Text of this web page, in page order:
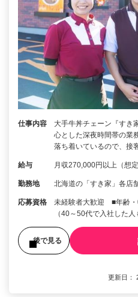
仕事内容
大手牛丼チェーン『すき
心とした深夜時間帯の業
落ち着いているので、接
給与 月収270,000円以上（想定
勤務地 北海道の「すき家」各店
応募資格
未経験者大歓迎 ■年齢・
（40～50代で入社した
後で見る
更新日：